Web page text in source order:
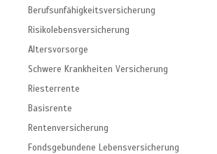
Berufs­unfähigkeitsversicherung
Risikolebensversicherung
Altersvorsorge
Schwere Krankheiten Versicherung
Riesterrente
Basisrente
Rentenversicherung
Fondsgebundene Lebensversicherung